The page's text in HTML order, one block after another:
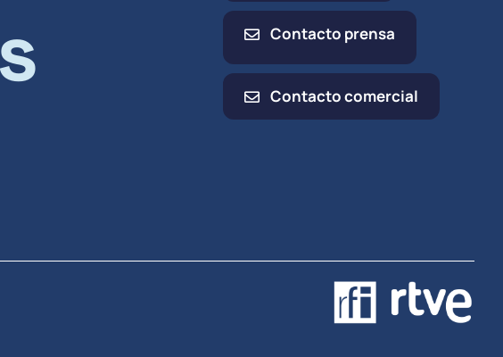
Contacto prensa
Contacto comercial